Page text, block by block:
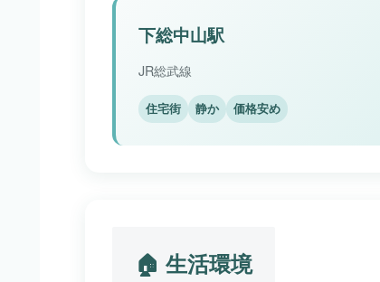
下総中山駅
JR総武線
住宅街 静か 価格安め
🏠 生活環境